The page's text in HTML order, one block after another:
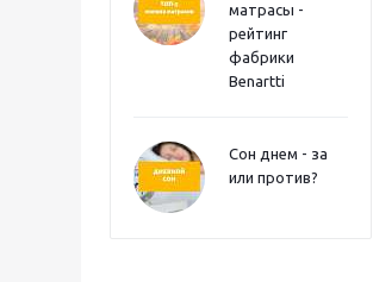
матрасы -
рейтинг
фабрики
Benartti
Сон днем - за
или против?